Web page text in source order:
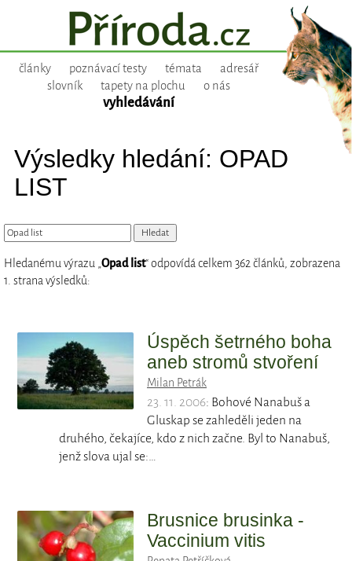
články poznávací testy témata
adresář
slovník
tapety na plochu o nás
vyhledávání
Výsledky hledání: OPAD
LIST
Hledanému výrazu „Opad list“ odpovídá celkem 362 článků, zobrazena
1. strana výsledků:
Úspěch šetrného boha
aneb stromů stvoření
Milan Petrák
23. 11. 2006: Bohové Nanabuš a
Gluskap se zahleděli jeden na
druhého, čekajíce, kdo z nich začne. Byl to Nanabuš,
jenž slova ujal se:…
Brusnice brusinka -
Vaccinium vitis